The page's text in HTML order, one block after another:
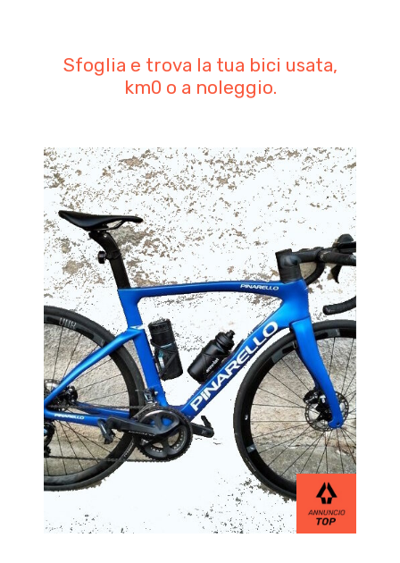
Sfoglia e trova la tua bici usata,
km0 o a noleggio.